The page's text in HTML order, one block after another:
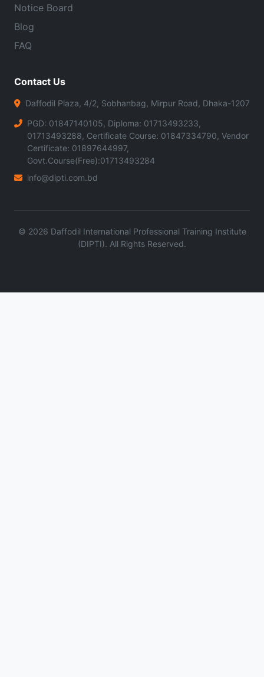
Notice Board
Blog
FAQ
Contact Us
Daffodil Plaza, 4/2, Sobhanbag, Mirpur Road, Dhaka-1207
PGD: 01847140105, Diploma: 01713493233,
01713493288, Certificate Course: 01847334790, Vendor
Certificate: 01897644997,
Govt.Course(Free):01713493284
info@dipti.com.bd
© 2026 Daffodil International Professional Training Institute
(DIPTI). All Rights Reserved.